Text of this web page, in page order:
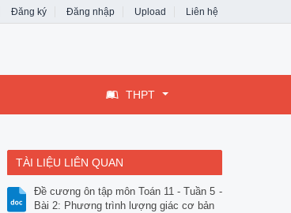
Đăng ký Đăng nhập Upload Liên hệ
THPT
TÀI LIỆU LIÊN QUAN
Đề cương ôn tập môn Toán 11 - Tuần 5 -
Bài 2: Phương trình lượng giác cơ bản